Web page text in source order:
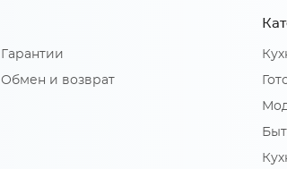
Гарантии
Обмен и возврат